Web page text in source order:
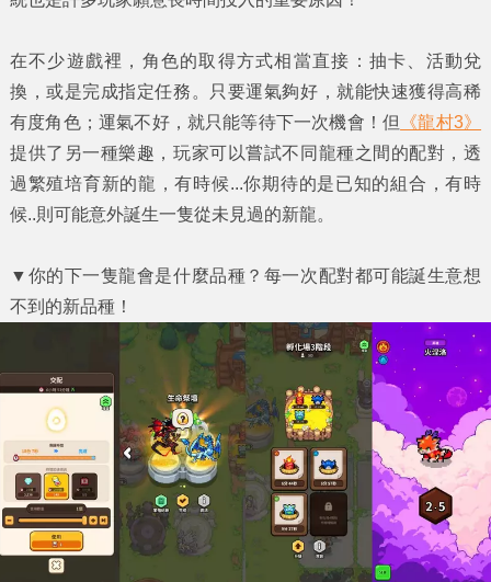
在不少遊戲裡，角色的取得方式相當直接：抽卡、活動兌
換，或是完成指定任務。只要運氣夠好，就能快速獲得高稀
有度角色；運氣不好，就只能等待下一次機會！但
《龍村3》
提供了另一種樂趣，玩家可以嘗試不同龍種之間的配對，透
過繁殖培育新的龍，有時候...你期待的是已知的組合，有時
候..則可能意外誕生一隻從未見過的新龍。
▼ 你的下一隻龍會是什麼品種？每一次配對都可能誕生意想
不到的新品種！